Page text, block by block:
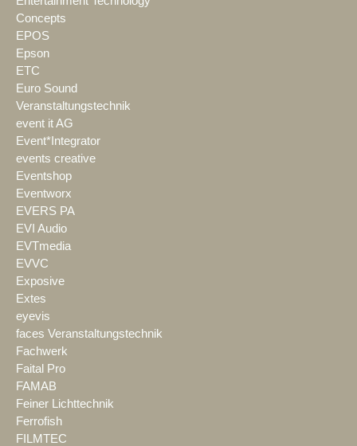
Concepts
EPOS
Epson
ETC
Euro Sound
Veranstaltungstechnik
event it AG
Event*Integrator
events creative
Eventshop
Eventworx
EVERS PA
EVI Audio
EVTmedia
EVVC
Exposive
Extes
eyevis
faces Veranstaltungstechnik
Fachwerk
Faital Pro
FAMAB
Feiner Lichttechnik
Ferrofish
FILMTEC